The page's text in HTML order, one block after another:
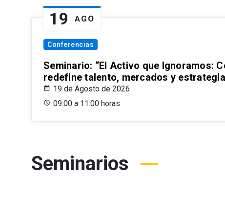
19 AGO
Conferencias
Seminario: “El Activo que Ignoramos:
redefine talento, mercados y
19 de Agosto de 2026
09:00 a 11:00 horas
Seminarios